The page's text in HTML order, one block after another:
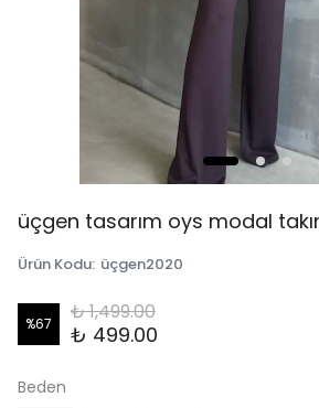
üçgen tasarım oys modal
Ürün Kodu: üçgen2020
%67 ₺ 1,499.00
₺ 499.00
Beden